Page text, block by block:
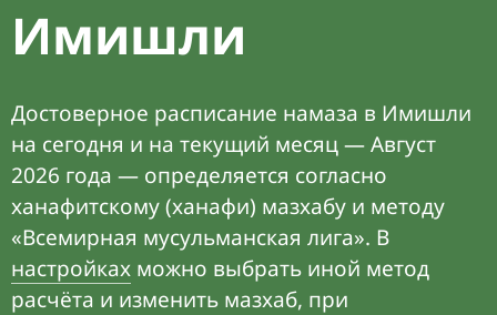
Имишли
Достоверное расписание намаза в Имишли
на сегодня и на текущий месяц — Август
2026 года — определяется согласно
ханафитскому (ханафи) мазхабу и методу
«Всемирная мусульманская лига». В
настройках можно выбрать иной метод
расчёта и изменить мазхаб, при